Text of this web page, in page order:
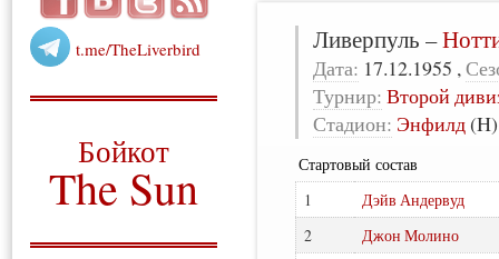
t.me/TheLiverbird
Бойкот
The Sun
Ливерпуль –
Дата: 17.12.1955 ,
Турнир: Второй
Стадион: Энфилд (H)
Стартовый состав
1
Дэйв Андервуд
2
Джон Молино